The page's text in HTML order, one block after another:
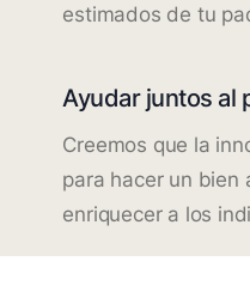
estimados de tu
Ayudar juntos al
Creemos que la
para hacer un bien
enriquecer a los